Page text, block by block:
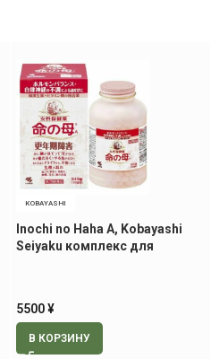
KOBAYASHI
Inochi no Haha A, Kobayashi
Seiyaku комплекс для
5500¥
В КОРЗИНУ